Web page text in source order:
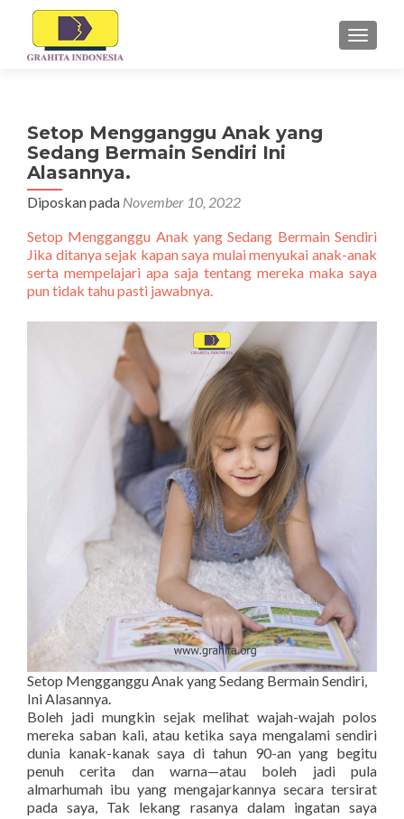
TUKAR
Setop Mengganggu Anak yang
Sedang Bermain Sendiri Ini
Alasannya.
Diposkan pada November 10, 2022
Setop Mengganggu Anak yang Sedang Bermain Sendiri
Jika ditanya sejak kapan saya mulai menyukai anak-anak
serta mempelajari apa saja tentang mereka maka saya
pun tidak tahu pasti jawabnya.
Setop Mengganggu Anak yang Sedang Bermain Sendiri,
Ini Alasannya.
Boleh jadi mungkin sejak melihat wajah-wajah polos
mereka saban kali, atau ketika saya mengalami sendiri
dunia kanak-kanak saya di tahun 90-an yang begitu
penuh cerita dan warna—atau boleh jadi pula
almarhumah ibu yang mengajarkannya secara tersirat
pada saya, Tak lekang rasanya dalam ingatan saya